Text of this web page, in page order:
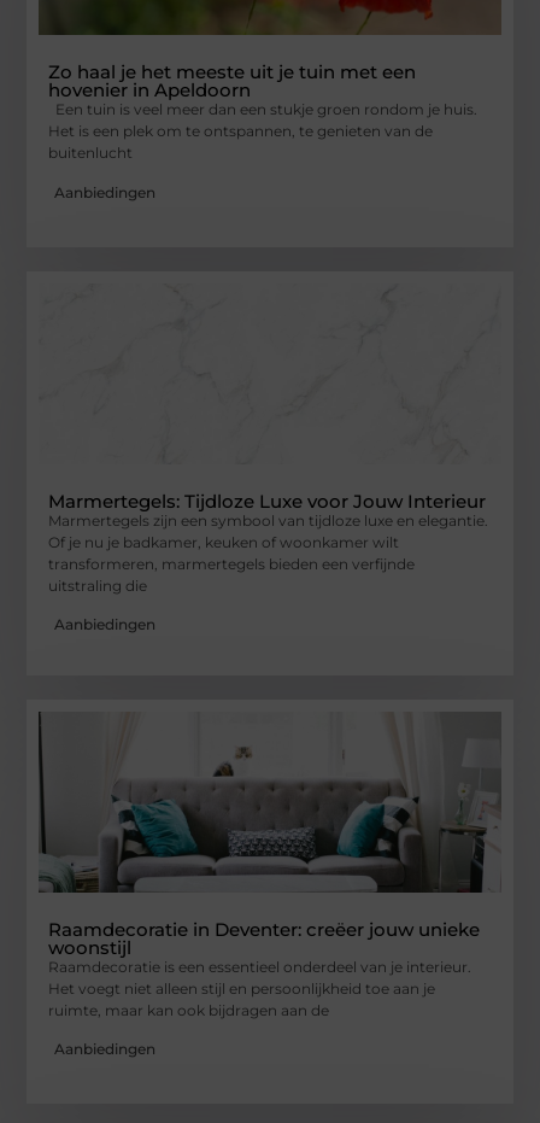
Zo haal je het meeste uit je tuin met een
hovenier in Apeldoorn
Een tuin is veel meer dan een stukje groen rondom je huis.
Het is een plek om te ontspannen, te genieten van de
buitenlucht
Aanbiedingen
Marmertegels: Tijdloze Luxe voor Jouw Interieur
Marmertegels zijn een symbool van tijdloze luxe en elegantie.
Of je nu je badkamer, keuken of woonkamer wilt
transformeren, marmertegels bieden een verfijnde
uitstraling die
Aanbiedingen
Raamdecoratie in Deventer: creëer jouw unieke
woonstijl
Raamdecoratie is een essentieel onderdeel van je interieur.
Het voegt niet alleen stijl en persoonlijkheid toe aan je
ruimte, maar kan ook bijdragen aan de
Aanbiedingen